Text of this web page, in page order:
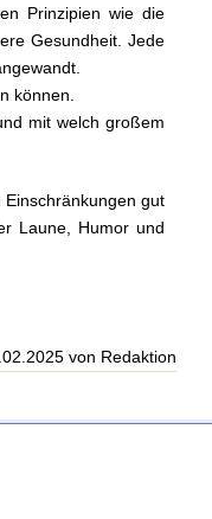
Prinzipien wie die
Gesundheit. Jede
können.
mit welch großem
gut
Laune, Humor und
von Redaktion